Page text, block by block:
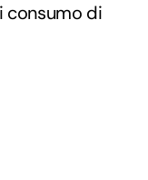
consumo di